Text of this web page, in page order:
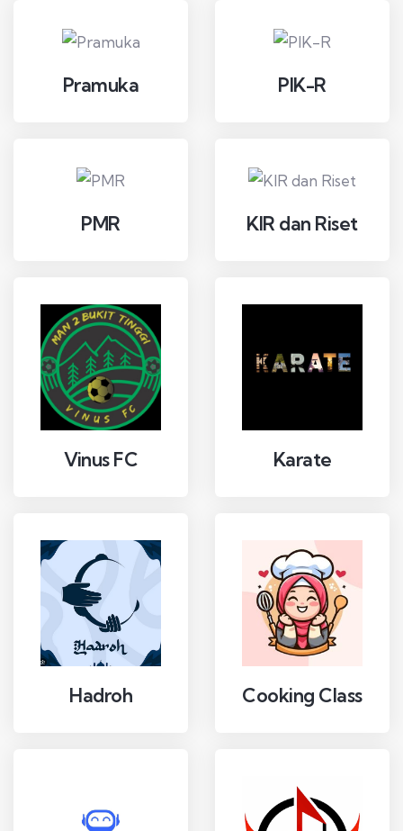
Pramuka PIK-R
PMR KIR dan Riset
Vinus FC Karate
Hadroh Cooking Class